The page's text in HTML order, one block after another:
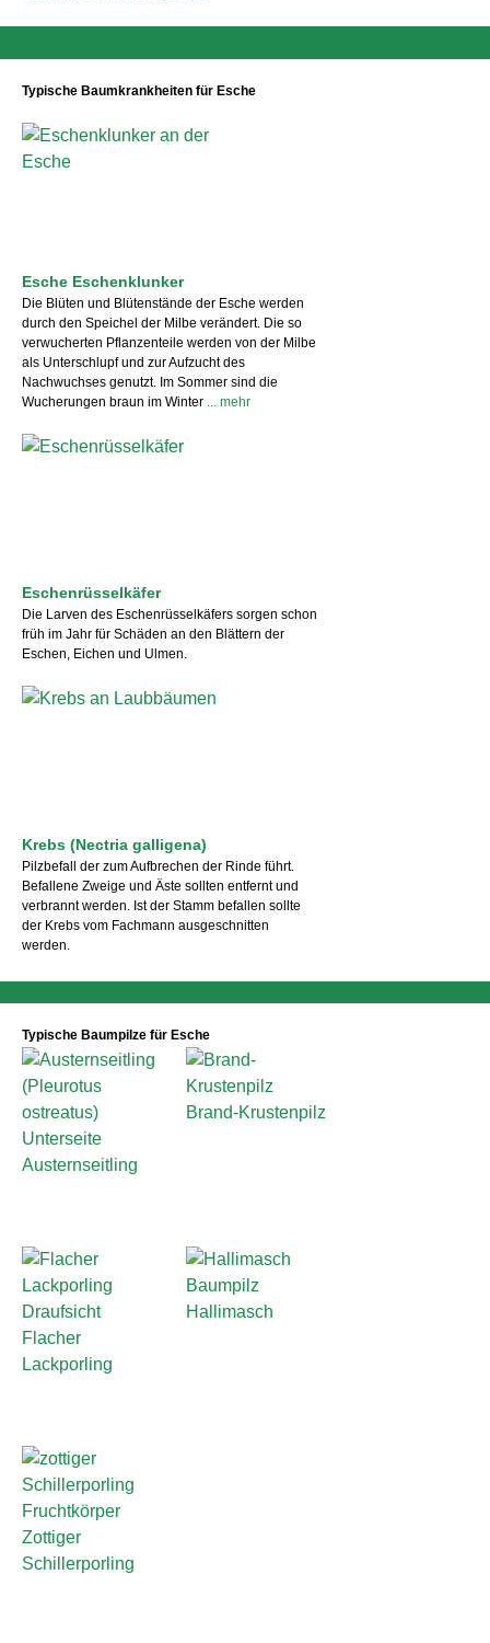
Typische Baumkrankheiten für Esche
Esche Eschenklunker
Die Blüten und Blütenstände der Esche werden
durch den Speichel der Milbe verändert. Die so
verwucherten Pflanzenteile werden von der Milbe
als Unterschlupf und zur Aufzucht des
Nachwuchses genutzt. Im Sommer sind die
Wucherungen braun im Winter ... mehr
Eschenrüsselkäfer
Die Larven des Eschenrüsselkäfers sorgen schon
früh im Jahr für Schäden an den Blättern der
Eschen, Eichen und Ulmen.
Krebs (Nectria galligena)
Pilzbefall der zum Aufbrechen der Rinde führt.
Befallene Zweige und Äste sollten entfernt und
verbrannt werden. Ist der Stamm befallen sollte
der Krebs vom Fachmann ausgeschnitten
werden.
Typische Baumpilze für Esche
Austernseitling
Brand-Krustenpilz
Flacher
Lackporling
Hallimasch
Zottiger
Schillerporling